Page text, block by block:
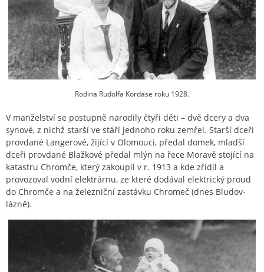
Rodina Rudolfa Kordase roku 1928.
V manželství se postupně narodily čtyři děti – dvě dcery a dva
synové, z nichž starší ve stáří jednoho roku zemřel. Starší dceři
provdané Langerové, žijící v Olomouci, předal domek, mladší
dceři provdané Blažkové předal mlýn na řece Moravě stojící na
katastru Chromče, který zakoupil v r. 1913 a kde zřídil a
provozoval vodní elektrárnu, ze které dodával elektrický proud
do Chromče a na železniční zastávku Chromeč (dnes Bludov-
lázně).